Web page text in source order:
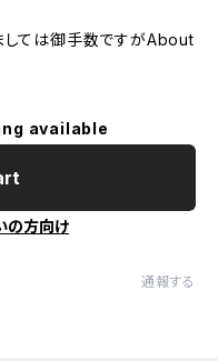
しては御手数ですがAbout
available
の方向け
通報する